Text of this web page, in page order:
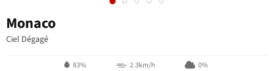
Monaco
Ciel Dégagé
83% 2.3km/h 0%